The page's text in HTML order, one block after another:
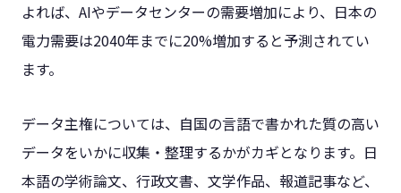
よれば、AIやデータセンターの需要増加により、日本の
電力需要は2040年までに20%増加すると予測されてい
ます。
データ主権については、自国の言語で書かれた質の高い
データをいかに収集・整理するかがカギとなります。日
本語の学術論文、行政文書、文学作品、報道記事など、